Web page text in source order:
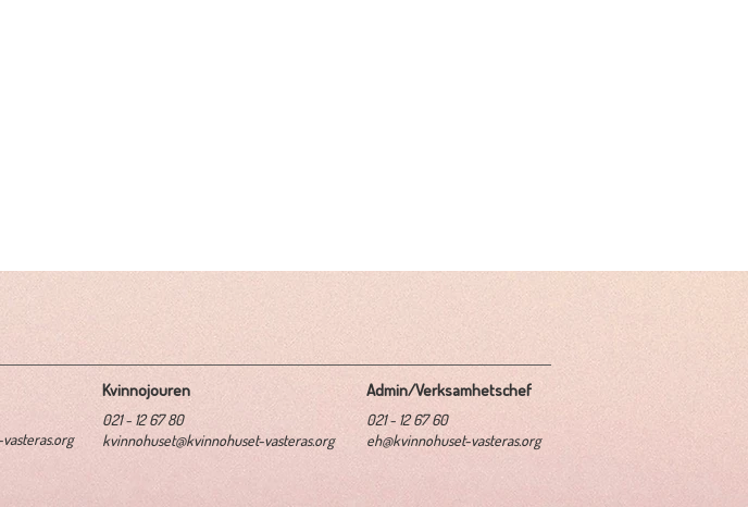
Kvinnojouren
021 - 12 67 80
kvinnohuset@kvinnohuset-vasteras.org
Admin/Verksamhetschef
021 - 12 67 60
eh@kvinnohuset-vasteras.org